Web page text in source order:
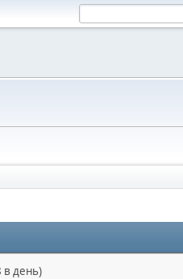
в день)